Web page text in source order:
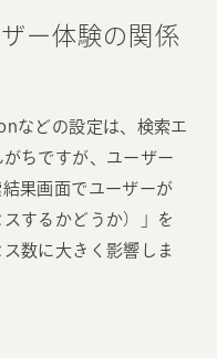
ー体験の関係
などの設定は、検索エ
ちですが、ユーザー
果画面でユーザーが
するかどうか）」を
数に大きく影響しま